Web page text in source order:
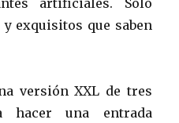
artificiales. Solo
exquisitos que saben
versión XXL de tres
hacer una entrada